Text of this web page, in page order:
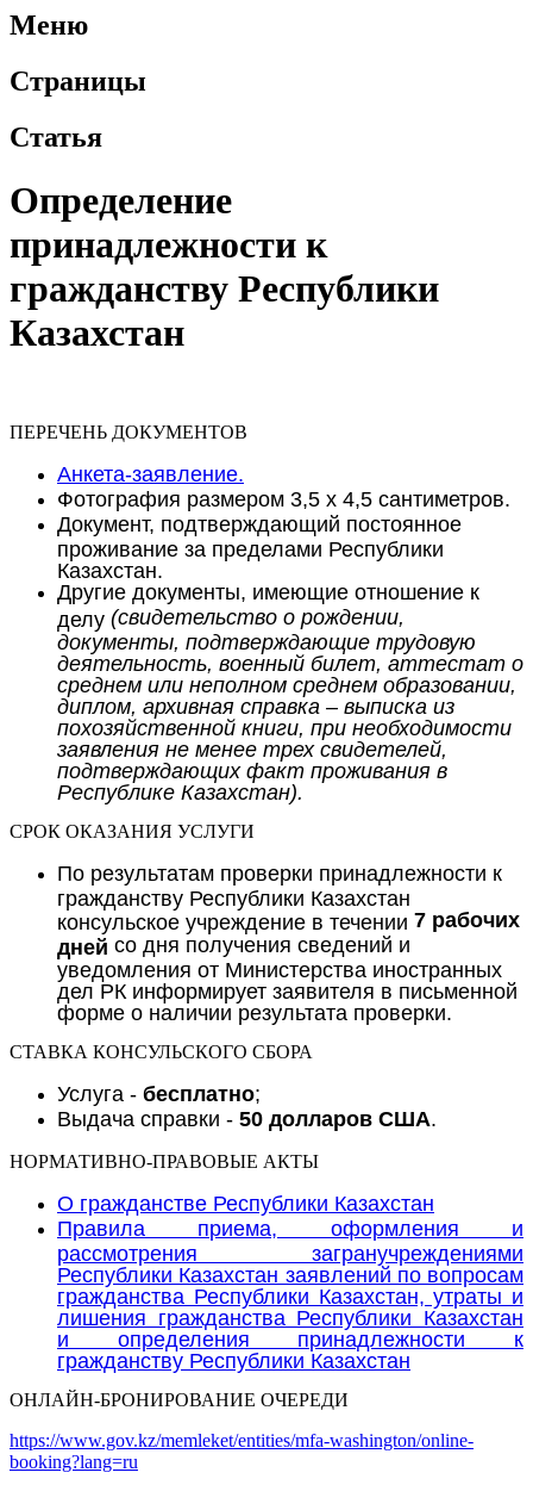
Меню
Страницы
Статья
Определение
принадлежности к
гражданству Республики
Казахстан
ПЕРЕЧЕНЬ ДОКУМЕНТОВ
Анкета-заявление.
Фотография размером 3,5 х 4,5 сантиметров.
Документ, подтверждающий постоянное
проживание за пределами Республики
Казахстан.
Другие документы, имеющие отношение к
делу (свидетельство о рождении,
документы, подтверждающие трудовую
деятельность, военный билет, аттестат о
среднем или неполном среднем образовании,
диплом, архивная справка – выписка из
похозяйственной книги, при необходимости
заявления не менее трех свидетелей,
подтверждающих факт проживания в
Республике Казахстан).
СРОК ОКАЗАНИЯ УСЛУГИ
По результатам проверки принадлежности к
гражданству Республики Казахстан
консульское учреждение в течении 7 рабочих
дней со дня получения сведений и
уведомления от Министерства иностранных
дел РК информирует заявителя в письменной
форме о наличии результата проверки.
СТАВКА КОНСУЛЬСКОГО СБОРА
Услуга - бесплатно;
Выдача справки - 50 долларов США.
НОРМАТИВНО-ПРАВОВЫЕ АКТЫ
О гражданстве Республики Казахстан
Правила приема, оформления и
рассмотрения загранучреждениями
Республики Казахстан заявлений по вопросам
гражданства Республики Казахстан, утраты и
лишения гражданства Республики Казахстан
и определения принадлежности к
гражданству Республики Казахстан
ОНЛАЙН-БРОНИРОВАНИЕ ОЧЕРЕДИ
https://www.gov.kz/memleket/entities/mfa-washington/online-
booking?lang=ru